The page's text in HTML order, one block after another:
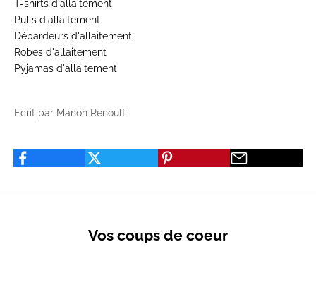
T-shirts d'allaitement
Pulls d'allaitement
Débardeurs d'allaitement
Robes d'allaitement
Pyjamas d'allaitement
Ecrit par Manon Renoult
Vos coups de coeur